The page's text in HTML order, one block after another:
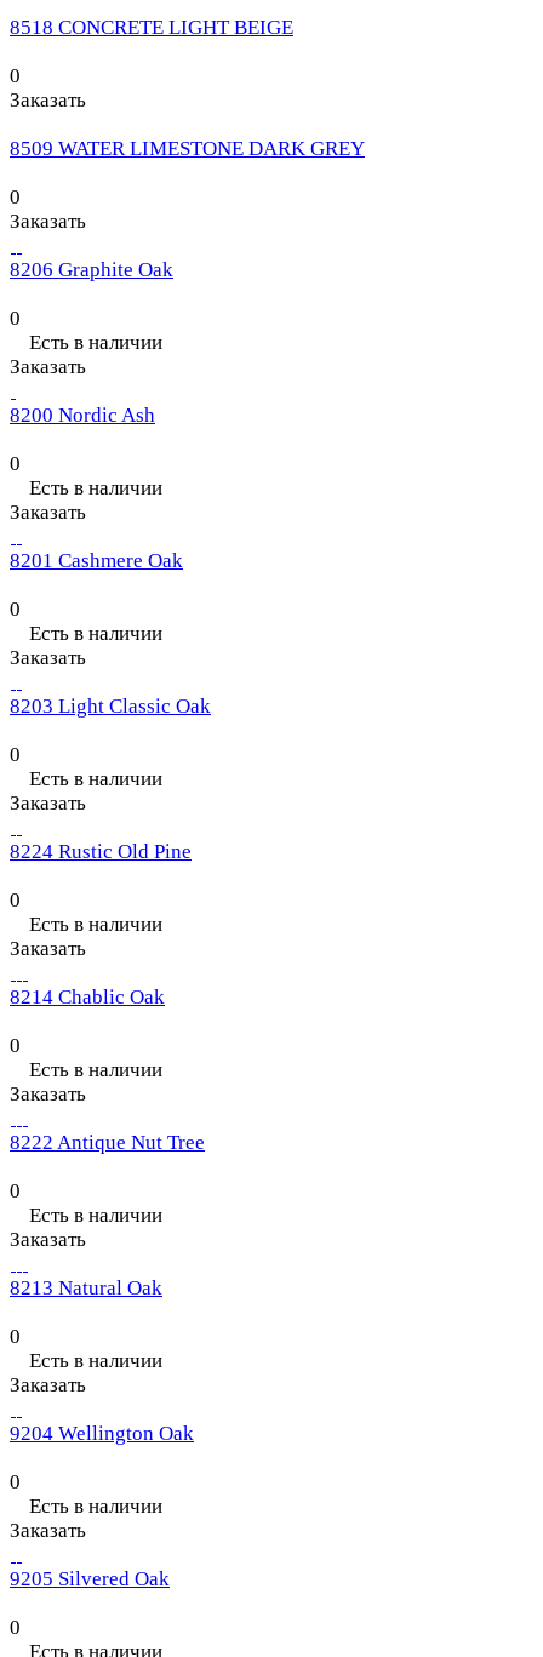
8518 CONCRETE LIGHT BEIGE
0
Заказать
8509 WATER LIMESTONE DARK GREY
0
Заказать
8206 Graphite Oak
0
Есть в наличии
Заказать
8200 Nordic Ash
0
Есть в наличии
Заказать
8201 Cashmere Oak
0
Есть в наличии
Заказать
8203 Light Classic Oak
0
Есть в наличии
Заказать
8224 Rustic Old Pine
0
Есть в наличии
Заказать
8214 Chablic Oak
0
Есть в наличии
Заказать
8222 Antique Nut Tree
0
Есть в наличии
Заказать
8213 Natural Oak
0
Есть в наличии
Заказать
9204 Wellington Oak
0
Есть в наличии
Заказать
9205 Silvered Oak
0
Есть в наличии